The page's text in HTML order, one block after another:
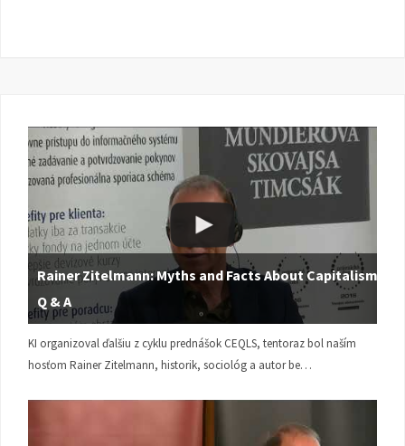
Rainer Zitelmann: Myths and Facts About Capitalism |
Q & A
KI organizoval ďalšiu z cyklu prednášok CEQLS, tentoraz bol naším
hosťom Rainer Zitelmann, historik, sociológ a autor be…